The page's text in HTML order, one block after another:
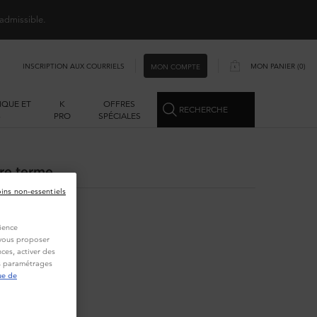
INSCRIPTION AUX COURRIELS MON COMPTE MON PANIER 0
0 PRODUCT IN CART
ET
K
PRO
OFFRES
SPÉCIALES
RECHERCHE
terme.
proposer
activer des
paramétrages
de
non-essentiels